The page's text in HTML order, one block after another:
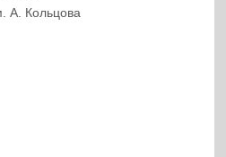
А. Кольцова